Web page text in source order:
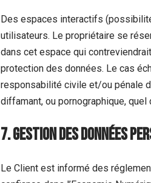
Des espaces interactifs
utilisateurs. Le propriétaire se
dans cet espace qui
protection des données. Le cas
responsabilité civile et/ou pénale
diffamant, ou pornographique,
7. Gestion des données
Le Client est informé des